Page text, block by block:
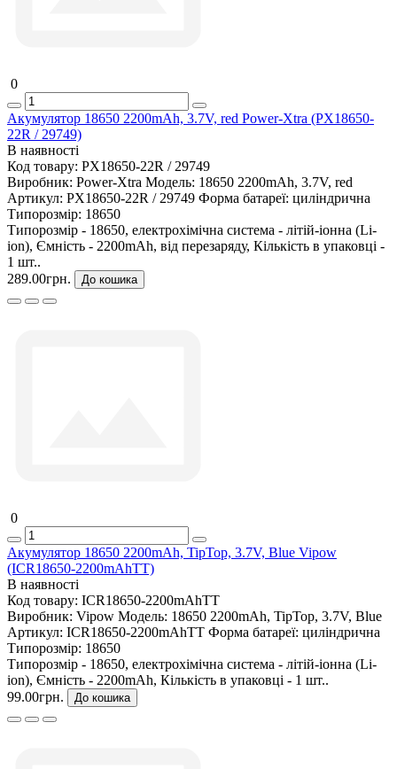
0
Акумулятор 18650 2200mAh, 3.7V, red Power-Xtra (PX18650-
22R / 29749)
В наявності
Код товару: PX18650-22R / 29749
Виробник: Power-Xtra Модель: 18650 2200mAh, 3.7V, red
Артикул: PX18650-22R / 29749 Форма батареї: циліндрична
Типорозмір: 18650
Типорозмір - 18650, електрохімічна система - літій-іонна (Li-
ion), Ємність - 2200mAh, від перезаряду, Кількість в упаковці -
1 шт..
289.00грн.
До кошика
0
Акумулятор 18650 2200mAh, TipTop, 3.7V, Blue Vipow
(ICR18650-2200mAhTT)
В наявності
Код товару: ICR18650-2200mAhTT
Виробник: Vipow Модель: 18650 2200mAh, TipTop, 3.7V, Blue
Артикул: ICR18650-2200mAhTT Форма батареї: циліндрична
Типорозмір: 18650
Типорозмір - 18650, електрохімічна система - літій-іонна (Li-
ion), Ємність - 2200mAh, Кількість в упаковці - 1 шт..
99.00грн.
До кошика